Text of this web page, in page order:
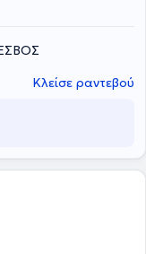
Κλείσε ραντεβού